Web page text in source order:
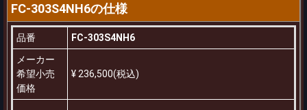
FC-303S4NH6の仕様
品番
FC-303S4NH6
メーカー
希望小売
価格
¥ 236,500(税込)